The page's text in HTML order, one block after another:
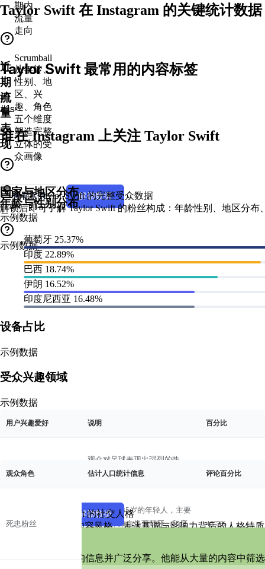
Taylor Swift 在 Instagram 的关键统计数据
期内
流量
走向
近
期
流
量
表
现
Taylor Swift 最常用的内容标签
#1
#1s
谁在 Instagram 上关注 Taylor Swift
Scrumball
从年龄、
性别、地
区、兴
趣、角色
五个维度
塑造完整
立体的受
众画像
查看示例 解锁数据
解锁 Taylor Swift 的完整受众数据
解锁后即可了解 Taylor Swift 的粉丝构成：年龄性别、地区分
年龄与性别分布
示例数据
国家与地区分布
示例数据
葡萄牙 25.37%
印度 22.89%
巴西 18.74%
伊朗 16.52%
印度尼西亚 16.48%
设备占比
示例数据
受众兴趣领域
示例数据
说明 百分比
观众对足球表现出强烈的热
情，常常讨论比赛、球员和罗
45%
旅行和文化交流的热爱。
用户兴趣爱好
足球
粉丝角色画像
估计人口统计信息 评论百分比
年龄在18-35岁的年轻人，主要
是男性，来自像葡萄牙、印度
45.5%
观众角色
死忠粉丝
Taylor Swift 的社交人格
解锁数据
解锁 Taylor Swift 的社交人格
了解Taylor Swift的内容风格、表达基调与影响力背后的人格特
分享者 创造者
他总能发现最有趣的信息并广泛分享。他能从大量的内容中